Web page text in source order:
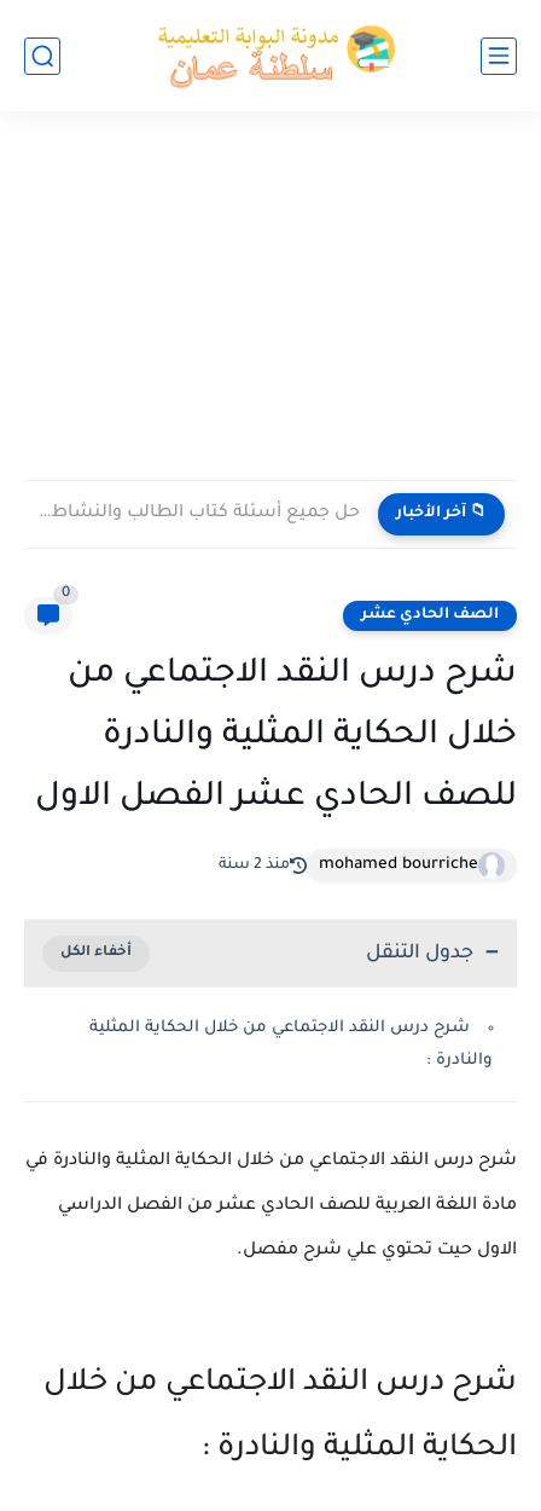
📁 آخر الأخبار حل جميع أسئلة كتاب الطالب والنشاط في الاحياء للصف العاشر...
الصف الحادي عشر
0
شرح درس النقد الاجتماعي من
خلال الحكاية المثلية والنادرة
للصف الحادي عشر الفصل الاول
mohamed bourriche منذ 2 سنة
جدول التنقل
شرح درس النقد الاجتماعي من خلال الحكاية المثلية
والنادرة :
شرح درس النقد الاجتماعي من خلال الحكاية المثلية والنادرة في
مادة اللغة العربية للصف الحادي عشر من الفصل الدراسي
الاول حيت تحتوي علي شرح مفصل.
شرح درس النقد الاجتماعي من خلال
الحكاية المثلية والنادرة :